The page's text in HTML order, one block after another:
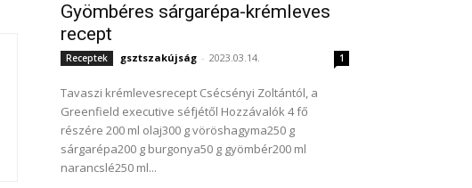
Gyömbéres sárgarépa-krémleves
recept
Receptek gsztszakújság - 2023.03.14. 1
Tavaszi krémlevesrecept Csécsényi Zoltántól, a
Greenfield executive séfjétől Hozzávalók 4 fő
részére 200 ml olaj300 g vöröshagyma250 g
sárgarépa200 g burgonya50 g gyömbér200 ml
narancslé250 ml...